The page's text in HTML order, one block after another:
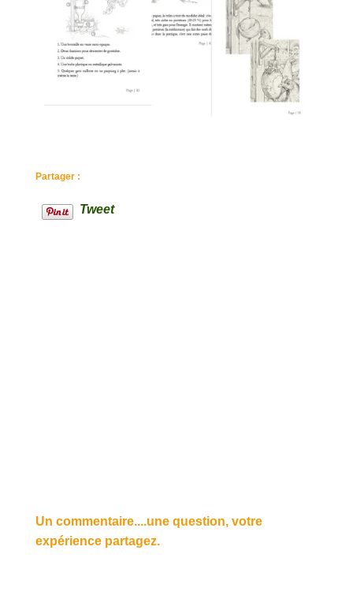
Partager :
Tweet
Un commentaire....une question, votre
expérience partagez.